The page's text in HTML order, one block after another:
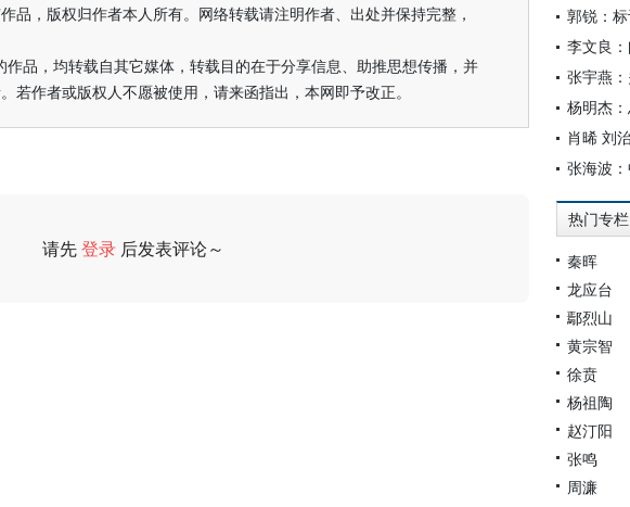
品，版权归作者本人所有。网络转载请注明作者、出处并保持完整，
作品，均转载自其它媒体，转载目的在于分享信息、助推思想传播，并
若作者或版权人不愿被使用，请来函指出，本网即予改正。
请先登录 后发表评论～
热门专栏
秦晖
龙应台
鄢烈山
黄宗智
徐贲
杨祖陶
赵汀阳
张鸣
周濂